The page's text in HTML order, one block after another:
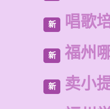
新 唱歌
新 福州
新
卖小